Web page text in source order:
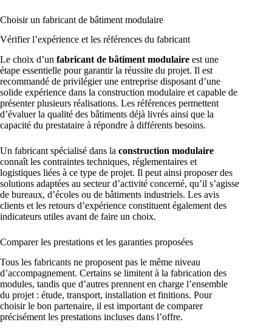
Choisir un fabricant de bâtiment modulaire
Vérifier l’expérience et les références du fabricant
Le choix d’un fabricant de bâtiment modulaire est une
étape essentielle pour garantir la réussite du projet. Il est
recommandé de privilégier une entreprise disposant d’une
solide expérience dans la construction modulaire et capable de
présenter plusieurs réalisations. Les références permettent
d’évaluer la qualité des bâtiments déjà livrés ainsi que la
capacité du prestataire à répondre à différents besoins.
Un fabricant spécialisé dans la construction modulaire
connaît les contraintes techniques, réglementaires et
logistiques liées à ce type de projet. Il peut ainsi proposer des
solutions adaptées au secteur d’activité concerné, qu’il s’agisse
de bureaux, d’écoles ou de bâtiments industriels. Les avis
clients et les retours d’expérience constituent également des
indicateurs utiles avant de faire un choix.
Comparer les prestations et les garanties proposées
Tous les fabricants ne proposent pas le même niveau
d’accompagnement. Certains se limitent à la fabrication des
modules, tandis que d’autres prennent en charge l’ensemble
du projet : étude, transport, installation et finitions. Pour
choisir le bon partenaire, il est important de comparer
précisément les prestations incluses dans l’offre.